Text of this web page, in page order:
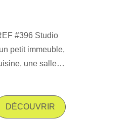
#396 Studio
petit immeuble,
une salle
: www.
DÉCOUVRIR